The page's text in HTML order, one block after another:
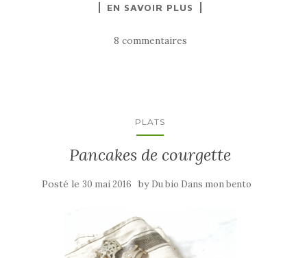
EN SAVOIR PLUS
8 commentaires
PLATS
Pancakes de courgette
Posté le 30 mai 2016 by Du bio Dans mon bento